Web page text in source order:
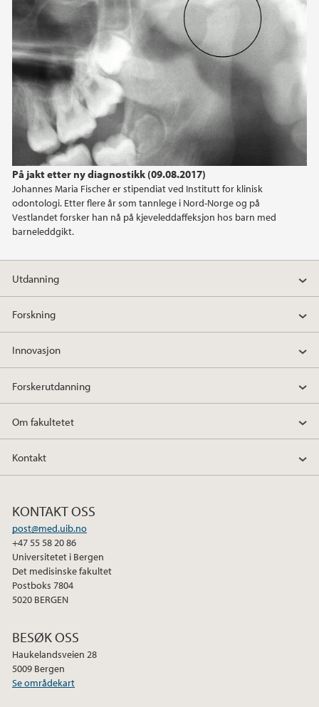
På jakt etter ny diagnostikk (09.08.2017)
Johannes Maria Fischer er stipendiat ved Institutt for klinisk
odontologi. Etter flere år som tannlege i Nord-Norge og på
Vestlandet forsker han nå på kjeveleddaffeksjon hos barn med
barneleddgikt.
Utdanning
Forskning
Innovasjon
Forskerutdanning
Om fakultetet
Kontakt
KONTAKT OSS
post@med.uib.no
+47 55 58 20 86
Universitetet i Bergen
Det medisinske fakultet
Postboks 7804
5020 BERGEN
BESØK OSS
Haukelandsveien 28
5009 Bergen
Se områdekart